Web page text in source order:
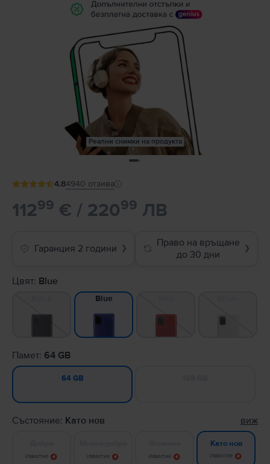
Реални снимки на продукта
4.84940 отзива
11299 € / 22099 ЛВ
Гаранция 2 години ❯
Право на връщане
до 30 дни
❯
Цвят: Blue
Blue
Памет: 64 GB
64 GB
Състояние: Като нов виж
Известие Известие Известие
Като нов
Известие